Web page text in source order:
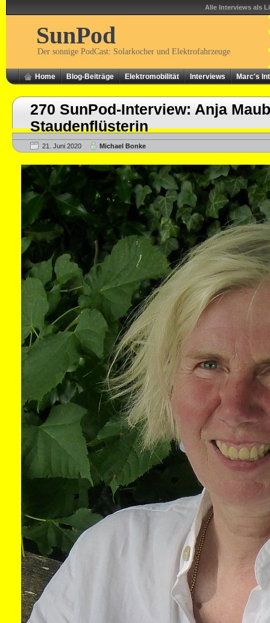
Alle Interviews als
SunPod
Der sonnige PodCast: Solarkocher und Elektrofahrzeuge
Home Blog-Beiträge Elektromobilität Interviews Marc's
270 SunPod-Interview: Anja
Staudenflüsterin
21. Juni 2020 Michael Bonke